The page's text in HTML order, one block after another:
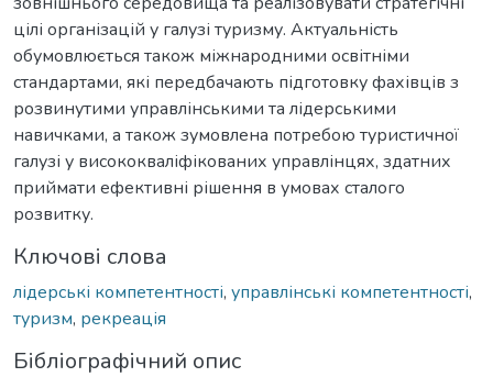
цілі організацій у галузі туризму. Актуальність
обумовлюється також міжнародними освітніми
стандартами, які передбачають підготовку фахівців з
розвинутими управлінськими та лідерськими
навичками, а також зумовлена потребою туристичної
галузі у висококваліфікованих управлінцях, здатних
приймати ефективні рішення в умовах сталого
розвитку.
Ключові слова
лідерські компетентності, управлінські компетентності,
туризм, рекреація
Бібліографічний опис